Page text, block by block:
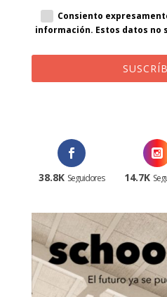
Consiento
información. Estos datos no
38.8K Seguidores 14.7K